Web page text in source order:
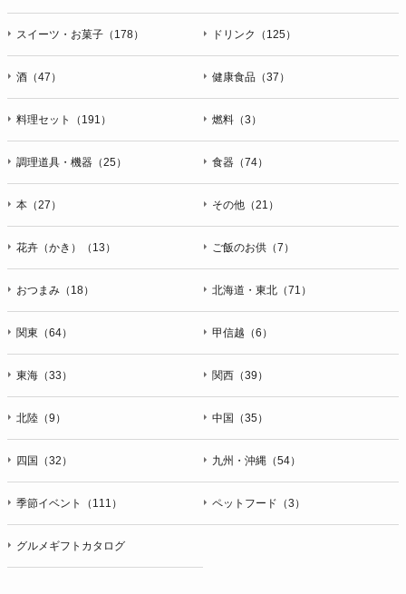
スイーツ・お菓子（178） ドリンク（125）
酒（47） 健康食品（37）
料理セット（191） 燃料（3）
調理道具・機器（25） 食器（74）
本（27） その他（21）
花卉（かき）（13） ご飯のお供（7）
おつまみ（18） 北海道・東北（71）
関東（64） 甲信越（6）
東海（33） 関西（39）
北陸（9） 中国（35）
四国（32） 九州・沖縄（54）
季節イベント（111） ペットフード（3）
グルメギフトカタログ